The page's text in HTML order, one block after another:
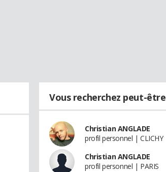
Vous recherchez peut-être
Christian ANGLADE
profil personnel | CLICHY
Christian ANGLADE
profil personnel | PARIS